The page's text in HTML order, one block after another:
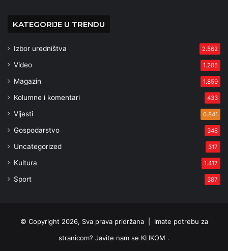
KATEGORIJE U TRENDU
Izbor uredništva 2.562
Video 1.205
Magazin 1.859
Kolumne i komentari 433
Vijesti 6.841
Gospodarstvo 348
Uncategorized 317
Kultura 1.417
Sport 387
© Copyright 2026, Sva prava pridržana | Imate potrebu za
stranicom? Javite nam se KLIKOM .